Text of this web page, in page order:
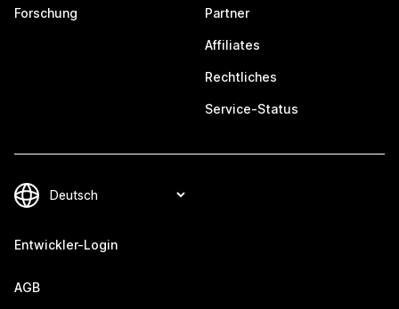
Forschung Partner
Affiliates
Rechtliches
Service-Status
Entwickler-Login
AGB